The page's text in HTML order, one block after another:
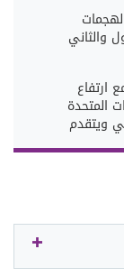
والثاني
ارتفاع
المتحدة
ويتقدم